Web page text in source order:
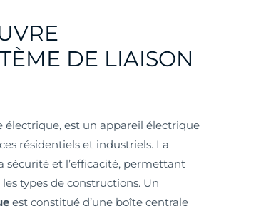
DE LIAISON
électrique, est un appareil électrique
résidentiels et industriels. La
sécurité et l’efficacité, permettant
types de constructions. Un
est constitué d’une boîte centrale